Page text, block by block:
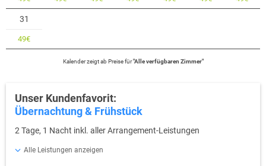
31
49€
Kalender zeigtab Preise für"Alle verfügbaren Zimmer"
Unser Kundenfavorit:
Übernachtung & Frühstück
2 Tage, 1 Nacht inkl. aller Arrangement-Leistungen
Alle Leistungen anzeigen